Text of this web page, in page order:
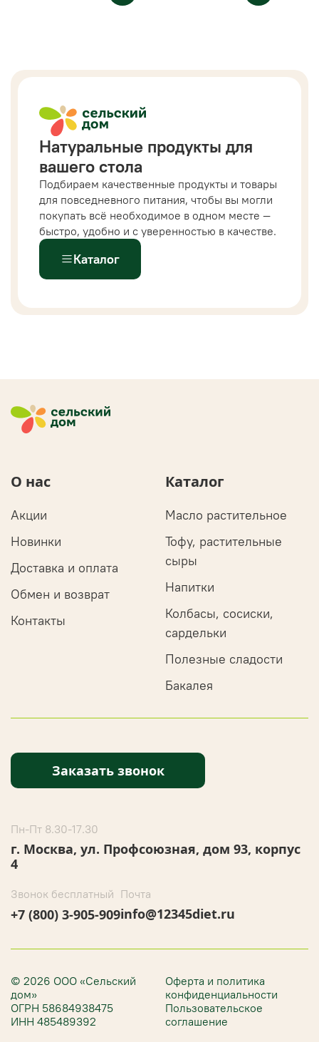
Натуральные продукты для
вашего стола
Подбираем качественные продукты и товары
для повседневного питания, чтобы вы могли
покупать всё необходимое в одном месте —
быстро, удобно и с уверенностью в качестве.
Каталог
О нас
Акции
Новинки
Доставка и оплата
Обмен и возврат
Контакты
Каталог
Масло растительное
Тофу, растительные
сыры
Напитки
Колбасы, сосиски,
сардельки
Полезные сладости
Бакалея
Заказать звонок
Пн-Пт 8.30-17.30
г. Москва, ул. Профсоюзная, дом 93, корпус
4
Звонок бесплатный
+7 (800) 3-905-909
Почта
info@12345diet.ru
© 2026 ООО «Сельский
дом»
ОГРН 58684938475
ИНН 485489392
Оферта и политика
конфиденциальности
Пользовательское
соглашение